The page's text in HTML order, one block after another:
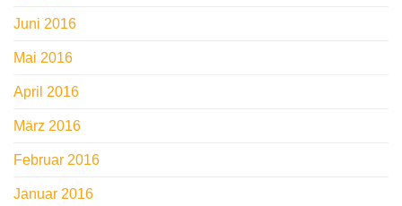
Juni 2016
Mai 2016
April 2016
März 2016
Februar 2016
Januar 2016